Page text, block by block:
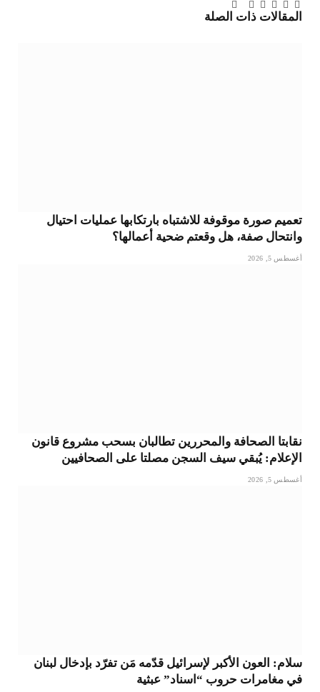
فيسبوك
تويتربينتيريست
لينكدإن
Tumblr
تيلقرام
البريد
الإلكتروني
المقالات ذات الصلة
تعميم صورة موقوفة للاشتباه بارتكابها عمليات احتيال
وانتحال صفة، هل وقعتم ضحية أعمالها؟
أغسطس 5, 2026
نقابتا الصحافة والمحررين تطالبان بسحب مشروع قانون
الإعلام: يُبقي سيف السجن مصلتا على الصحافيين
أغسطس 5, 2026
سلام: العون الأكبر لإسرائيل قدّمه مَن تفرّد بإدخال لبنان
في مغامرات حروب “اسناد” عبثية